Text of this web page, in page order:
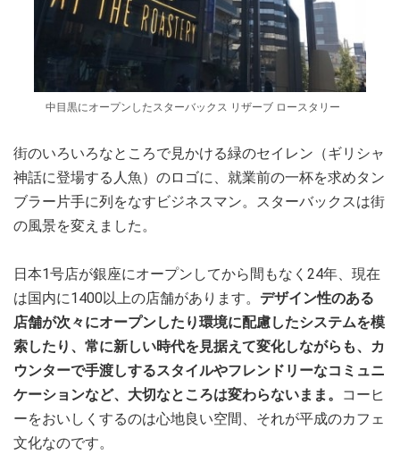
中目黒にオープンしたスターバックス リザーブ ロースタリー
街のいろいろなところで見かける緑のセイレン（ギリシャ
神話に登場する人魚）のロゴに、就業前の一杯を求めタン
ブラー片手に列をなすビジネスマン。スターバックスは街
の風景を変えました。
日本1号店が銀座にオープンしてから間もなく24年、現在
は国内に1400以上の店舗があります。 デザイン性のある
店舗が次々にオープンしたり環境に配慮したシステムを模
索したり、常に新しい時代を見据えて変化しながらも、カ
ウンターで手渡しするスタイルやフレンドリーなコミュニ
ケーションなど、大切なところは変わらないまま。
コーヒ
ーをおいしくするのは心地良い空間、それが平成のカフェ
文化なのです。